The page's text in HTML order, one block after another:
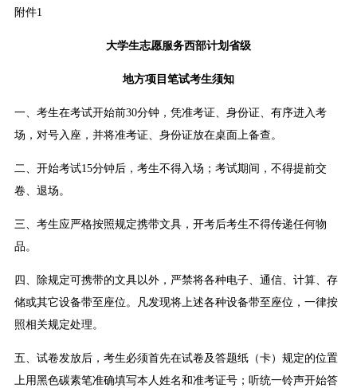
附件1
大学生志愿服务西部计划省级
地方项目笔试考生须知
一、考生在考试开始前30分钟，凭准考证、身份证、有序进入考
场，对号入座，并将准考证、身份证放在桌面上备查。
二、开始考试15分钟后，考生不得入场；考试期间，不得提前交
卷、退场。
三、考生应严格按照规定携带文具，开考后考生不得传递任何物
品。
四、除规定可携带的文具以外，严禁将各种电子、通信、计算、存
储或其它设备带至座位。凡发现将上述各种设备带至座位，一律按
照相关规定处理。
五、试卷发放后，考生必须首先在试卷及答题纸（卡）规定的位置
上用黑色碳素笔准确填写本人姓名和准考证号；听统一铃声开始答